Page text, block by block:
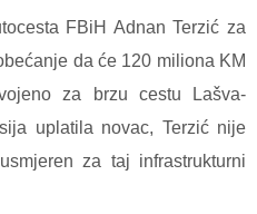
FBiH Adnan Terzić za
da će 120 miliona KM
za brzu cestu Lašva-
uplatila novac, Terzić nije
za taj infrastrukturni